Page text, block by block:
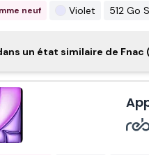
neuf Violet 512 Go
Apple iPad Air 13"
génération 2024
neuf 128 Go
un état similaire de Fnac